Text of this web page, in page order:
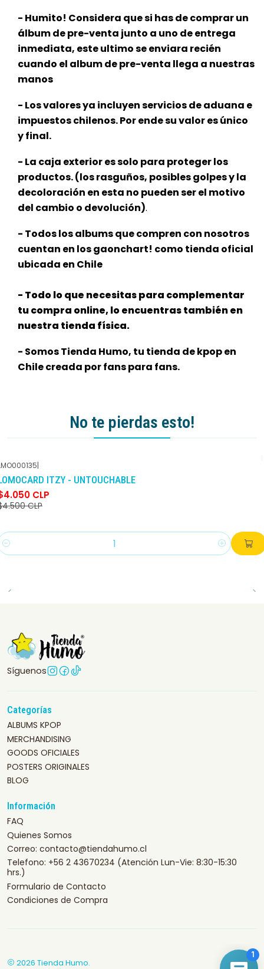
- Humito! Considera que si has de comprar un
álbum de pre-venta junto a uno de entrega
inmediata, este ultimo se enviara recién
cuando el album de pre-venta llega a nuestras
manos
- Los valores ya incluyen servicios de aduana e
impuestos chilenos. Por ende su valor es único
y final.
- La caja exterior es solo para proteger los
productos. (los rasguños, posibles golpes y la
decoloración en esta no pueden ser el motivo
del cambio o devolución).
- Todos los albums que compren con nosotros
cuentan en los gaonchart! como tienda oficial
ubicada en Chile
- Todo lo que necesitas para complementar
tu compra online, lo encuentras también en
nuestra tienda física.
- Somos Tienda Humo, tu tienda de kpop en
Chile creada por fans para fans.
No te pierdas esto!
-10% DCTO
|
ITZY - UNTOUCHABLE
CLP
CLP
Síguenos
Categorías
ALBUMS KPOP
MERCHANDISING
GOODS OFICIALES
POSTERS ORIGINALES
BLOG
Información
FAQ
Quienes Somos
Correo: contacto@tiendahumo.cl
Telefono: +56 2 43670234 (Atención Lun-Vie: 8:30-15:30
hrs.)
Formulario de Contacto
Condiciones de Compra
2026 Tienda Humo.